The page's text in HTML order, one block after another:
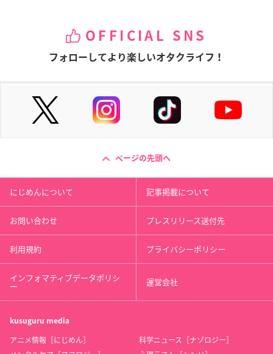
OFFICIAL SNS
フォローしてより楽しいオタクライフ！
ページの先頭へ
にじめんについて 記事掲載について
お問い合わせ プレスリリース送付先
利用規約 プライバシーポリシー
インフォマティブデータポリシ
ー 運営会社
kusuguru media
アニメ情報［にじめん］
科学ニュース［ナゾロジー］